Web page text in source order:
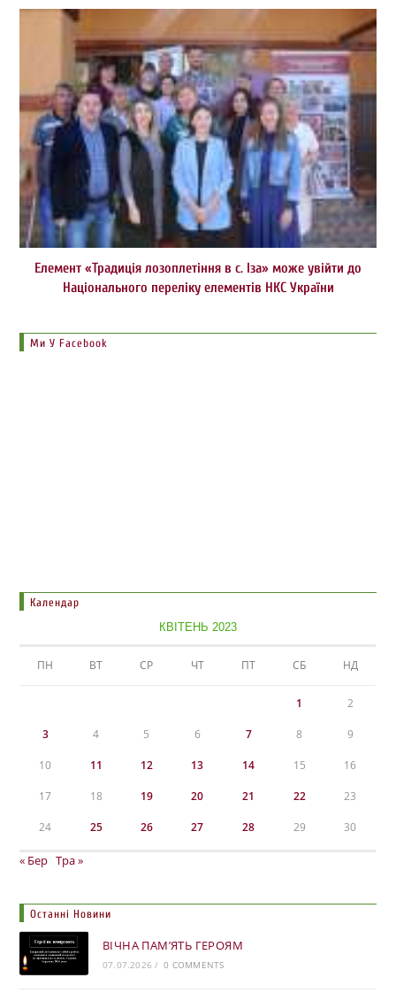
Елемент «Традиція лозоплетіння в с. Іза» може увійти до
Національного переліку елементів НКС України
Ми У Facebook
Календар
КВІТЕНЬ 2023
ПН ВТ СР ЧТ ПТ СБ НД
1 2
3 4 5 6 7 8 9
10 11 12 13 14 15 16
17 18 19 20 21 22 23
24 25 26 27 28 29 30
« Бер Тра »
Останні Новини
ВІЧНА ПАМ’ЯТЬ ГЕРОЯМ
07.07.2026 / 0 COMMENTS